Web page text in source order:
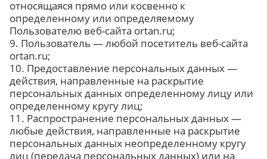
относящаяся прямо или косвенно к
определенному или определяемому
Пользователю веб-сайта ortan.ru;
9. Пользователь — любой посетитель веб-сайта
ortan.ru;
10. Предоставление персональных данных —
действия, направленные на раскрытие
персональных данных определенному лицу или
определенному кругу лиц;
11. Распространение персональных данных —
любые действия, направленные на раскрытие
персональных данных неопределенному кругу
лиц (передача персональных данных) или на